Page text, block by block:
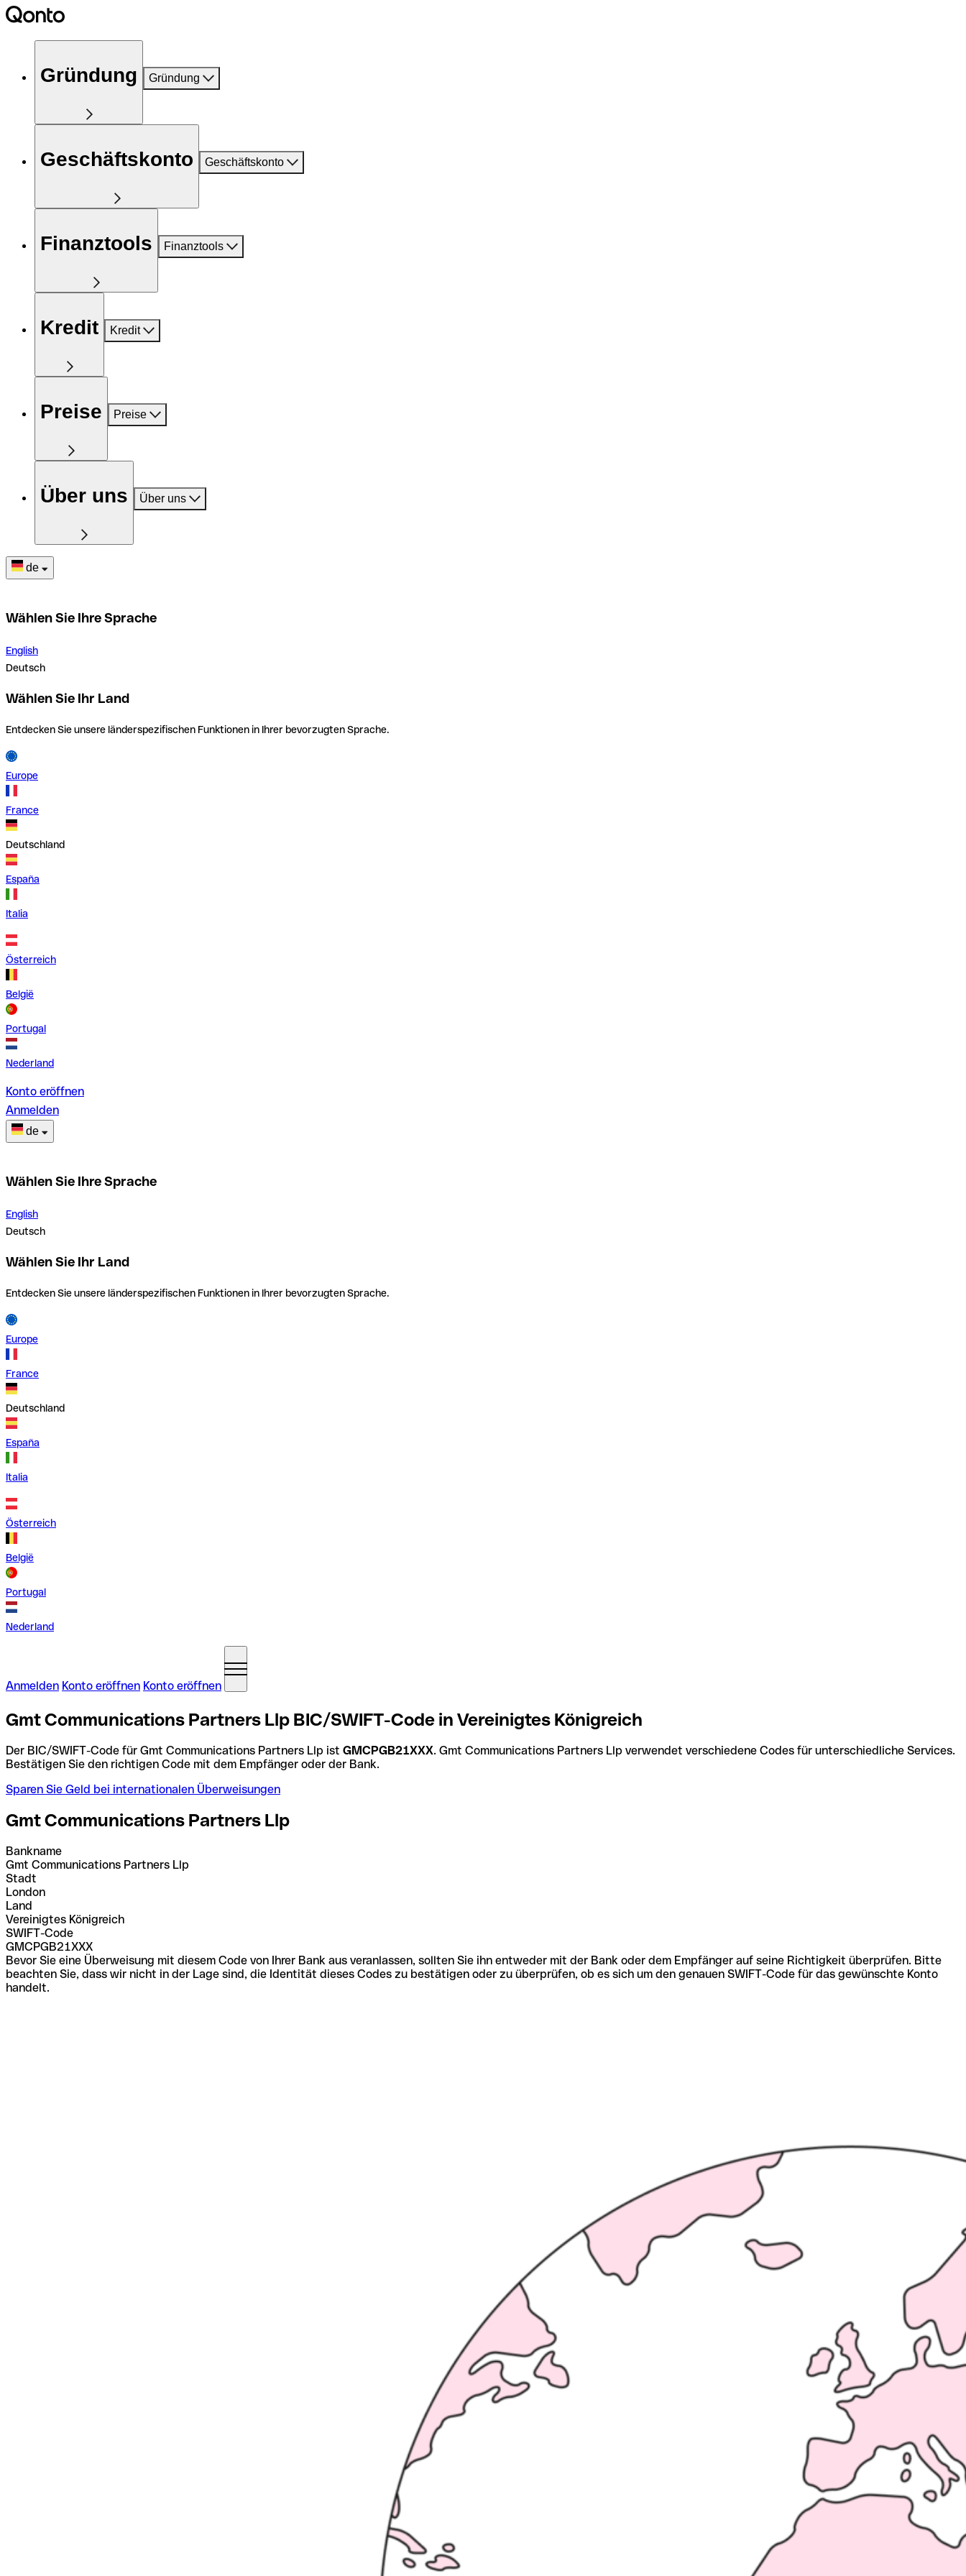
Gründung Gründung
Geschäftskonto Geschäftskonto
Finanztools Finanztools
Kredit Kredit
Preise Preise
Über uns Über uns
de
Wählen Sie Ihre Sprache
English
Deutsch
Wählen Sie Ihr Land
Entdecken Sie unsere länderspezifischen Funktionen in Ihrer bevorzugten Sprache.
Europe
France
Deutschland
España
Italia
Österreich
België
Portugal
Nederland
Konto eröffnen
Anmelden
de
Wählen Sie Ihre Sprache
English
Deutsch
Wählen Sie Ihr Land
Entdecken Sie unsere länderspezifischen Funktionen in Ihrer bevorzugten Sprache.
Europe
France
Deutschland
España
Italia
Österreich
België
Portugal
Nederland
Anmelden Konto eröffnen Konto eröffnen
Gmt Communications Partners Llp BIC/SWIFT-Code in Vereinigtes Königreich
Der BIC/SWIFT-Code für Gmt Communications Partners Llp ist GMCPGB21XXX. Gmt Communications Partners Llp verwendet verschiedene Codes für unterschiedliche Services.
Bestätigen Sie den richtigen Code mit dem Empfänger oder der Bank.
Sparen Sie Geld bei internationalen Überweisungen
Gmt Communications Partners Llp
Bankname
Gmt Communications Partners Llp
Stadt
London
Land
Vereinigtes Königreich
SWIFT-Code
GMCPGB21XXX
Bevor Sie eine Überweisung mit diesem Code von Ihrer Bank aus veranlassen, sollten Sie ihn entweder mit der Bank oder dem Empfänger auf seine Richtigkeit überprüfen. Bitte
beachten Sie, dass wir nicht in der Lage sind, die Identität dieses Codes zu bestätigen oder zu überprüfen, ob es sich um den genauen SWIFT-Code für das gewünschte Konto
handelt.